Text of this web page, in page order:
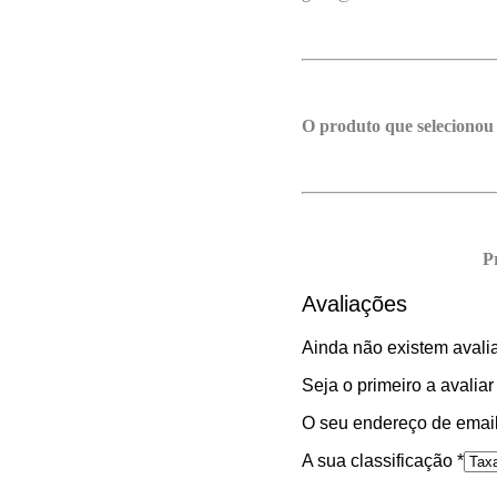
O produto que
Avaliações
Ainda não existem
Seja o primeiro a
O seu endereço de
A sua classificação *